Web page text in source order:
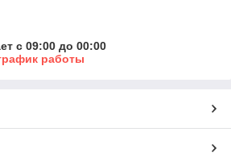
с 09:00 до 00:00
работы